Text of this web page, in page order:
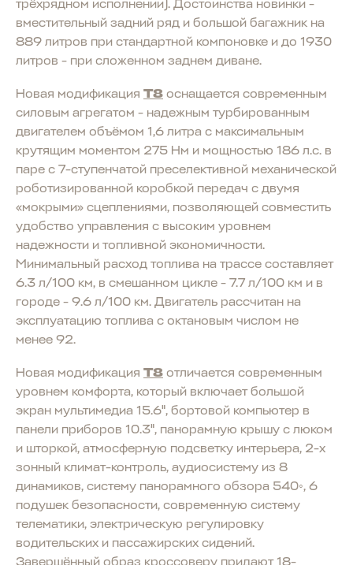
трёхрядном исполнении). Достоинства новинки -
вместительный задний ряд и большой багажник на
889 литров при стандартной компоновке и до 1930
литров - при сложенном заднем диване.
Новая модификация T8 оснащается современным
силовым агрегатом - надежным турбированным
двигателем объёмом 1,6 литра с максимальным
крутящим моментом 275 Нм и мощностью 186 л.с. в
паре с 7-ступенчатой преселективной механической
роботизированной коробкой передач с двумя
«мокрыми» сцеплениями, позволяющей совместить
удобство управления с высоким уровнем
надежности и топливной экономичности.
Минимальный расход топлива на трассе составляет
6.3 л/100 км, в смешанном цикле - 7.7 л/100 км и в
городе - 9.6 л/100 км. Двигатель рассчитан на
эксплуатацию топлива с октановым числом не
менее 92.
Новая модификация T8 отличается современным
уровнем комфорта, который включает большой
экран мультимедиа 15.6", бортовой компьютер в
панели приборов 10.3", панорамную крышу с люком
и шторкой, атмосферную подсветку интерьера, 2-х
зонный климат-контроль, аудиосистему из 8
динамиков, систему панорамного обзора 540◦, 6
подушек безопасности, современную систему
телематики, электрическую регулировку
водительских и пассажирских сидений.
Завершённый образ кроссоверу придают 18-